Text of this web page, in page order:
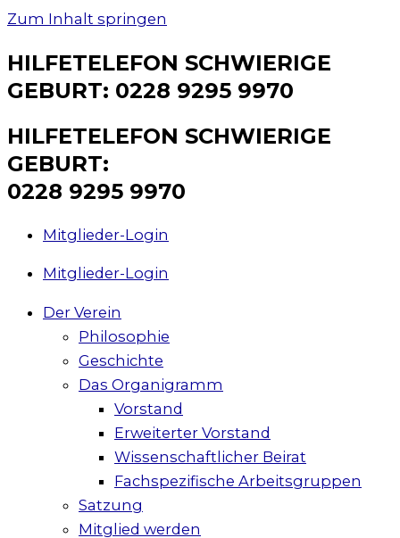
Zum Inhalt springen
HILFETELEFON SCHWIERIGE
GEBURT: 0228 9295 9970
HILFETELEFON SCHWIERIGE
GEBURT:
0228 9295 9970
Mitglieder-Login
Mitglieder-Login
Der Verein
Philosophie
Geschichte
Das Organigramm
Vorstand
Erweiterter Vorstand
Wissenschaftlicher Beirat
Fachspezifische Arbeitsgruppen
Satzung
Mitglied werden